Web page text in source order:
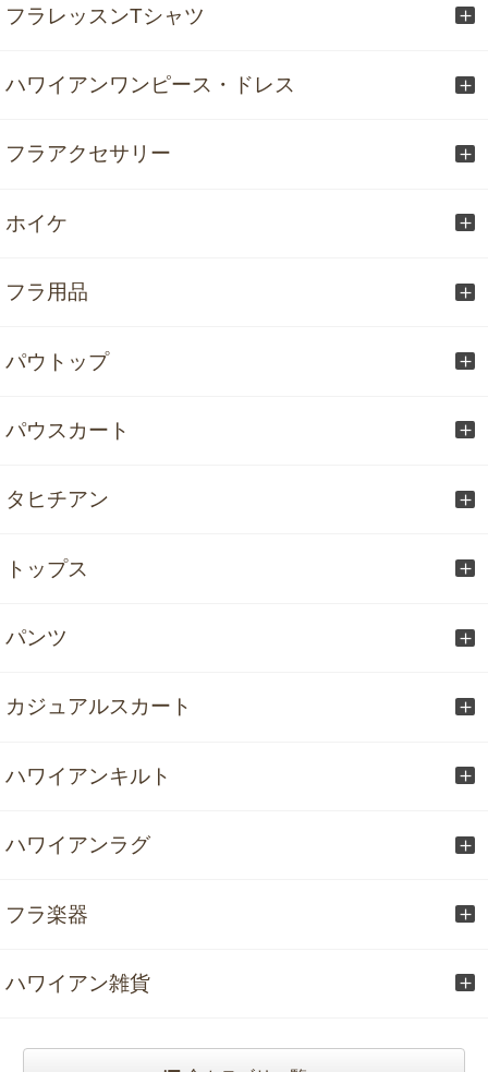
フラレッスンTシャツ
ハワイアンワンピース・ドレス
フラアクセサリー
ホイケ
フラ用品
パウトップ
パウスカート
タヒチアン
トップス
パンツ
カジュアルスカート
ハワイアンキルト
ハワイアンラグ
フラ楽器
ハワイアン雑貨